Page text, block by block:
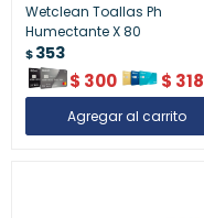
Wetclean Toallas Ph
Humectante X 80
$353
$ 300 $ 318